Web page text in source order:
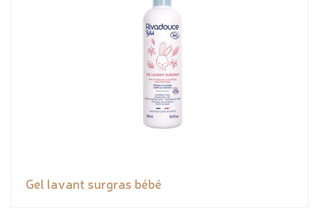
Gel lavant surgras bébé